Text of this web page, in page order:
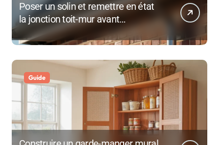
Poser un solin et remettre en état
la jonction toit-mur avant
l’automne
Guide